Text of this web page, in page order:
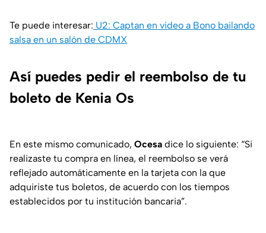
Te puede interesar: U2: Captan en video a Bono bailando
salsa en un salón de CDMX
Así puedes pedir el reembolso de tu
boleto de Kenia Os
En este mismo comunicado, Ocesa dice lo siguiente: “Si
realizaste tu compra en línea, el reembolso se verá
reflejado automáticamente en la tarjeta con la que
adquiriste tus boletos, de acuerdo con los tiempos
establecidos por tu institución bancaria”.